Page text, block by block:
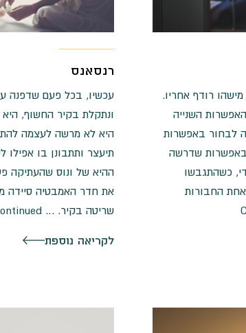
רודף אחריו.
השנייה
לבחור באפשרות
שדרשה
כשהתגבשו
החבורות
רנסאנס
עכשיו, בכל פעם שדפנה
ונתקלת בקיר החשוף,
היא לא מרשה לעצמה
תיעצר ותתבונן בו אפילו
ההיא של ונוס שהעתיקה
את חדר האמבטיה
שריטה בקיר. …
לקריאה נוספת